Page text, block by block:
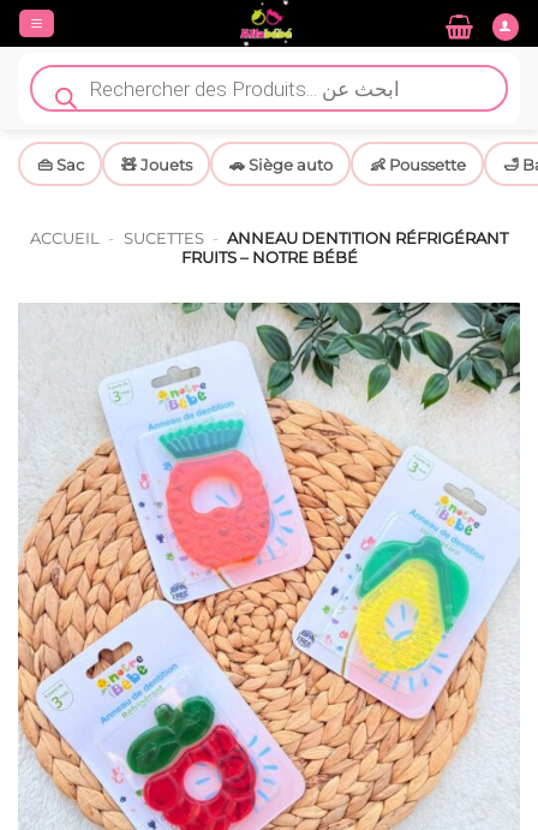
Passer
contenu
Recherche
de
produits
👜 Sac 🧸 Jouets 🚗 Siège auto 👶 Poussette 🛁
ACCUEIL - SUCETTES - ANNEAU DENTITION RÉFRIGÉRANT
FRUITS – NOTRE BÉBÉ